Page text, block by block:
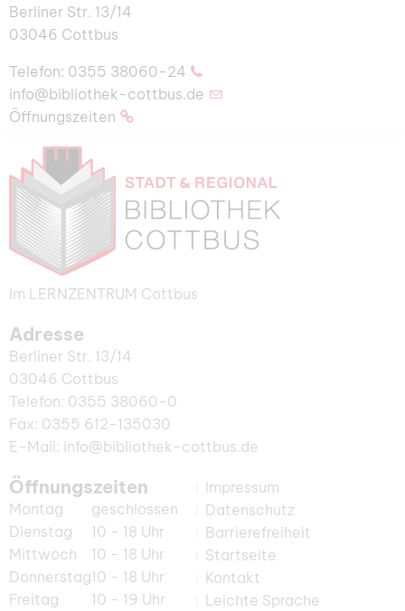
Berliner Str. 13/14
03046 Cottbus
Telefon: 0355 38060-24
info@bibliothek-cottbus.de
Öffnungszeiten
Im LERNZENTRUM Cottbus
Adresse
Berliner Str. 13/14
03046 Cottbus
Telefon: 0355 38060-0
Fax: 0355 612-135030
E-Mail: info@bibliothek-cottbus.de
Öffnungszeiten
Montag
geschlossen
Dienstag
10 - 18 Uhr
Mittwoch
10 - 18 Uhr
Donnerstag10 - 18 Uhr
Freitag
10 - 19 Uhr
Impressum
Datenschutz
Barrierefreiheit
Startseite
Kontakt
Leichte Sprache